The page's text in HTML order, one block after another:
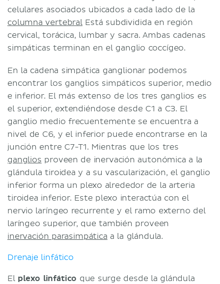
celulares asociados ubicados a cada lado de la
columna vertebralEstá subdividida en región
cervical, torácica, lumbar y sacra. Ambas cadenas
simpáticas terminan en el ganglio coccígeo.
En la cadena simpática ganglionar podemos
encontrar los ganglios simpáticos superior, medio
e inferior. El más extenso de los tres ganglios es
el superior, extendiéndose desde C1 a C3. El
ganglio medio frecuentemente se encuentra a
nivel de C6, y el inferior puede encontrarse en la
junción entre C7-T1. Mientras que los tres
ganglios proveen de inervación autonómica a la
glándula tiroidea y a su vascularización, el ganglio
inferior forma un plexo alrededor de la arteria
tiroidea inferior. Este plexo interactúa con el
nervio laríngeo recurrente y el ramo externo del
laríngeo superior, que también proveen
inervación parasimpática a la glándula.
Drenaje linfático
El plexo linfático que surge desde la glándula